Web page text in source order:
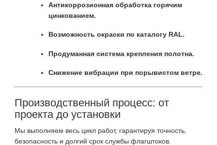
Антикоррозионная обработка горячим
цинкованием.
Возможность окраски по каталогу RAL.
Продуманная система крепления полотна.
Снижение вибрации при порывистом ветре.
Производственный процесс: от
проекта до установки
Мы выполняем весь цикл работ, гарантируя точность,
безопасность и долгий срок службы флагштоков.